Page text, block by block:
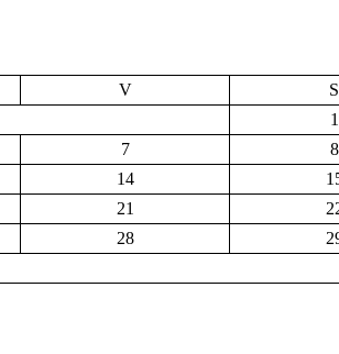
V S
1
7 8
14
21
28